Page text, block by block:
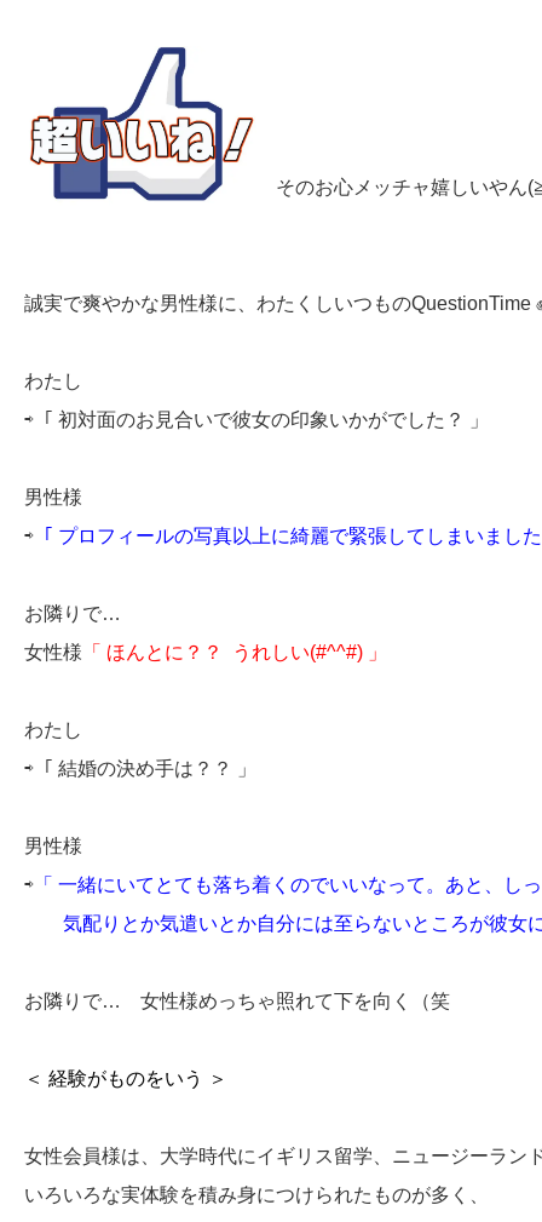
そのお心メッチャ嬉しい
誠実で爽やかな男性様に、わたくしいつものQuestionTime
わたし
⇨「 初対面のお見合いで彼女の印象いかがでした？ 」
男性様
⇨ 「 プロフィールの写真以上に綺麗で緊張してしまいま
お隣りで…
女性様 「 ほんとに？？ うれしい(#^^#) 」
わたし
⇨「 結婚の決め手は？？ 」
男性様
⇨ 「 一緒にいてとても落ち着くのでいいなって。 あと、し
気配りとか気遣いとか自分には至らないところが彼女
お隣りで… 女性様めっちゃ照れて下を向く（笑
＜ 経験がものをいう ＞
女性会員様は、大学時代にイギリス留学、ニュージーラン
いろいろな実体験を積み身につけられたものが多く、